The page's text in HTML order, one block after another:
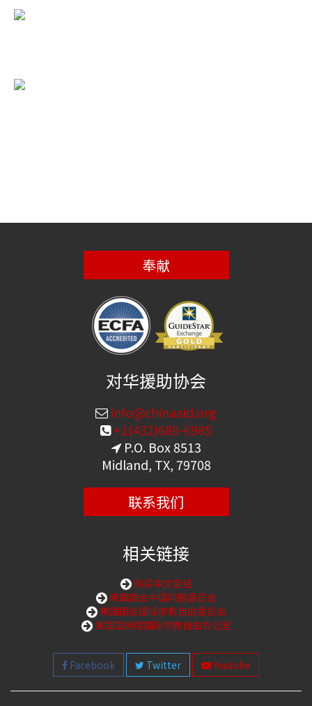
奉献
对华援助协会
info@chinaaid.org
+1(432)689-6985
P.O. Box 8513
Midland, TX, 79708
联系我们
相关链接
购买中文圣经
美国国会中国问题委员会
美国国会国际宗教自由委员会
美国国务院国际宗教自由办公室
Facebook Twitter Youtube